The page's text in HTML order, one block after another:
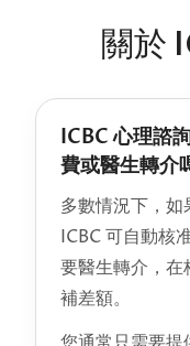
關於
ICBC 心理諮
費或醫生轉介
多數情況下，如
ICBC 可自動核
要醫生轉介，在
補差額。